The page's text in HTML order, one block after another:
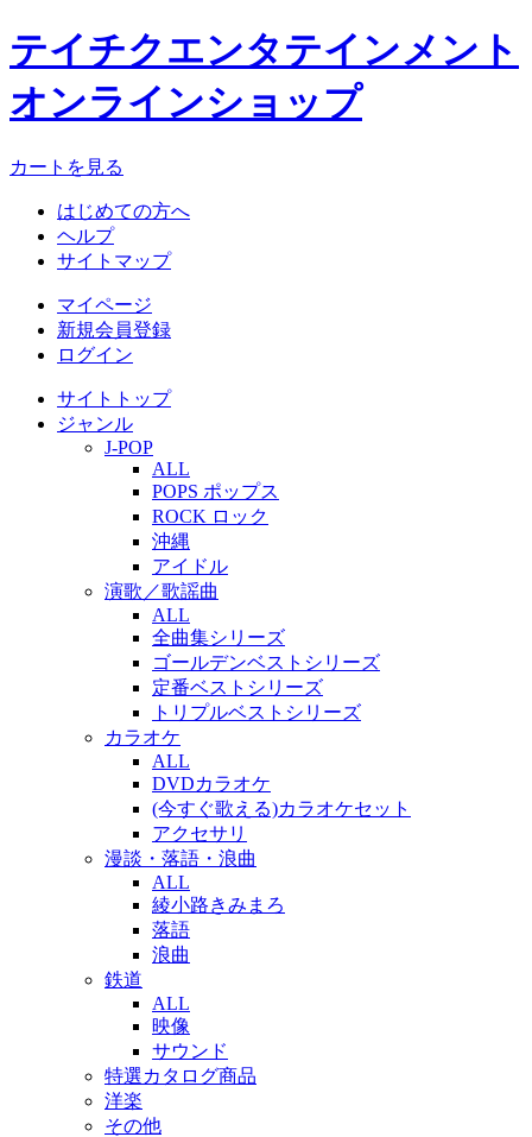
テイチクエンタテインメント
オンラインショップ
カートを見る
はじめての方へ
ヘルプ
サイトマップ
マイページ
新規会員登録
ログイン
サイトトップ
ジャンル
J-POP
ALL
POPS ポップス
ROCK ロック
沖縄
アイドル
演歌／歌謡曲
ALL
全曲集シリーズ
ゴールデンベストシリーズ
定番ベストシリーズ
トリプルベストシリーズ
カラオケ
ALL
DVDカラオケ
(今すぐ歌える)カラオケセット
アクセサリ
漫談・落語・浪曲
ALL
綾小路きみまろ
落語
浪曲
鉄道
ALL
映像
サウンド
特選カタログ商品
洋楽
その他